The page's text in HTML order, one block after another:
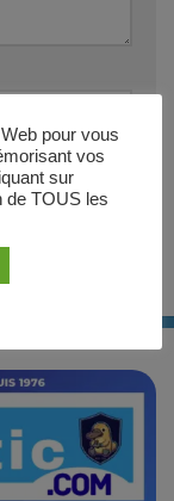
pour vous
vos
sur
de TOUS les